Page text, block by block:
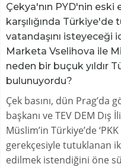
Çekya'nın PYD'nin eski
karşılığında
vatandaşını isteyeceği
Marketa Vselihova ile
neden bir buçuk yıldır
bulunuyordu?
Çek basını, dün Prag’da
başkanı ve TEV DEM
Müslim’in Türkiye’de
gerekçesiyle tutuklanan
edilmek istendiğini öne